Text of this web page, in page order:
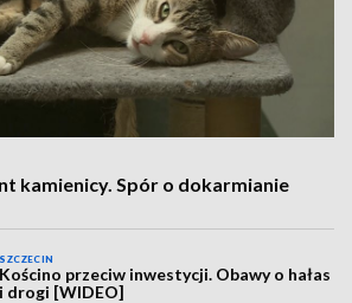
kamienicy. Spór o dokarmianie
SZCZECIN
Kościno przeciw inwestycji. Obawy o hałas
i drogi [WIDEO]